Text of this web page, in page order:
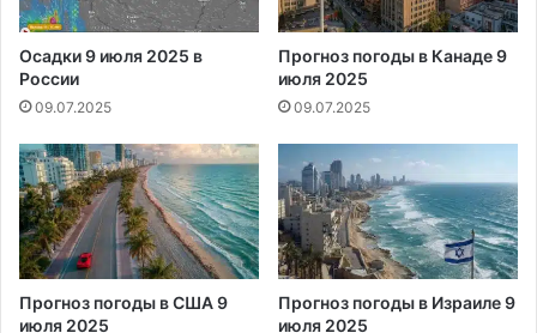
Осадки 9 июля 2025 в
России
09.07.2025
Прогноз погоды в Канаде 9
июля 2025
09.07.2025
Прогноз погоды в США 9
июля 2025
Прогноз погоды в Израиле 9
июля 2025